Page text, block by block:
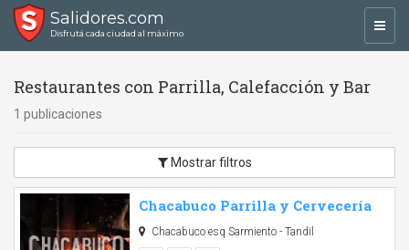
Salidores.com
Disfrutá cada ciudad al máximo
Restaurantes con Parrilla, Calefacción y Bar
1 publicaciones
Mostrar filtros
Chacabuco Parrilla y Cervecería
Chacabuco esq Sarmiento - Tandil